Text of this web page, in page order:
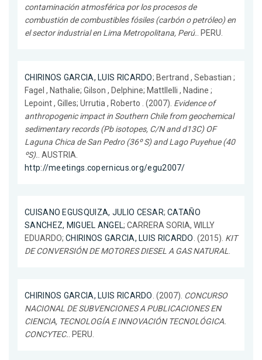
contaminación atmosférica por los procesos de
combustión de combustibles fósiles (carbón o petróleo) en
el sector industrial en Lima Metropolitana, Perú.. PERU.
CHIRINOS GARCIA, LUIS RICARDO; Bertrand , Sebastian ;
Fagel , Nathalie; Gilson , Delphine; Mattllelli , Nadine ;
Lepoint , Gilles; Urrutia , Roberto . (2007). Evidence of
anthropogenic impact in Southern Chile from geochemical
sedimentary records (Pb isotopes, C/N and d13C) OF
Laguna Chica de San Pedro (36º S) and Lago Puyehue (40
ºS).. AUSTRIA.
http://meetings.copernicus.org/egu2007/
CUISANO EGUSQUIZA, JULIO CESAR; CATAÑO
SANCHEZ, MIGUEL ANGEL; CARRERA SORIA, WILLY
EDUARDO; CHIRINOS GARCIA, LUIS RICARDO. (2015). KIT
DE CONVERSIÓN DE MOTORES DIESEL A GAS NATURAL.
CHIRINOS GARCIA, LUIS RICARDO. (2007). CONCURSO
NACIONAL DE SUBVENCIONES A PUBLICACIONES EN
CIENCIA, TECNOLOGÍA E INNOVACIÓN TECNOLÓGICA.
CONCYTEC.. PERU.